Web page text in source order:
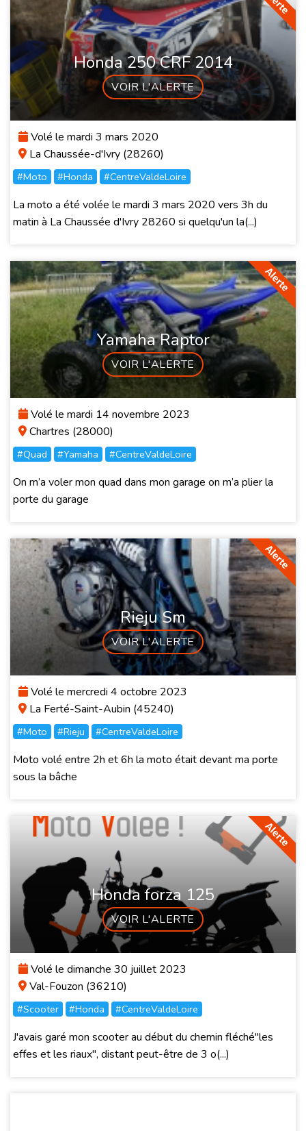
Honda 250 CRF 2014
VOIR L'ALERTE
Volé le mardi 3 mars 2020
La Chaussée-d'Ivry (28260)
#Moto #Honda #CentreValdeLoire
La moto a été volée le mardi 3 mars 2020 vers 3h du
matin à La Chaussée d'Ivry 28260 si quelqu'un la(...)
Yamaha Raptor
VOIR L'ALERTE
Volé le mardi 14 novembre 2023
Chartres (28000)
#Quad #Yamaha #CentreValdeLoire
On m’a voler mon quad dans mon garage on m’a plier la
porte du garage
Rieju Sm
VOIR L'ALERTE
Volé le mercredi 4 octobre 2023
La Ferté-Saint-Aubin (45240)
#Moto #Rieju #CentreValdeLoire
Moto volé entre 2h et 6h la moto était devant ma porte
sous la bâche
Honda forza 125
VOIR L'ALERTE
Volé le dimanche 30 juillet 2023
Val-Fouzon (36210)
#Scooter #Honda #CentreValdeLoire
J'avais garé mon scooter au début du chemin fléché"les
effes et les riaux", distant peut-être de 3 o(...)